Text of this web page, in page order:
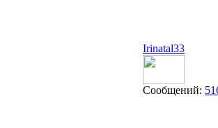
Irinatal33
Сообщений: